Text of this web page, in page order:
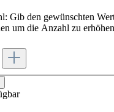
Gib den gewünschten
um die Anzahl zu